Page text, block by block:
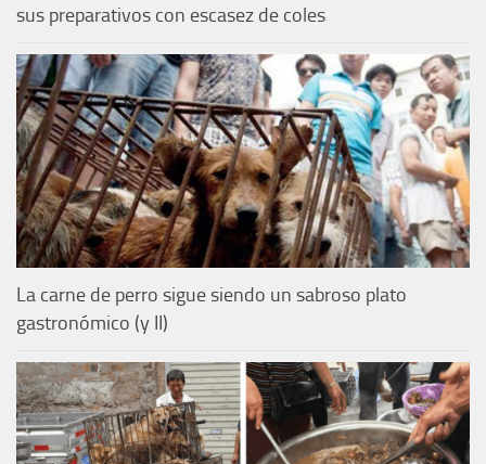
sus preparativos con escasez de coles
La carne de perro sigue siendo un sabroso plato
gastronómico (y II)